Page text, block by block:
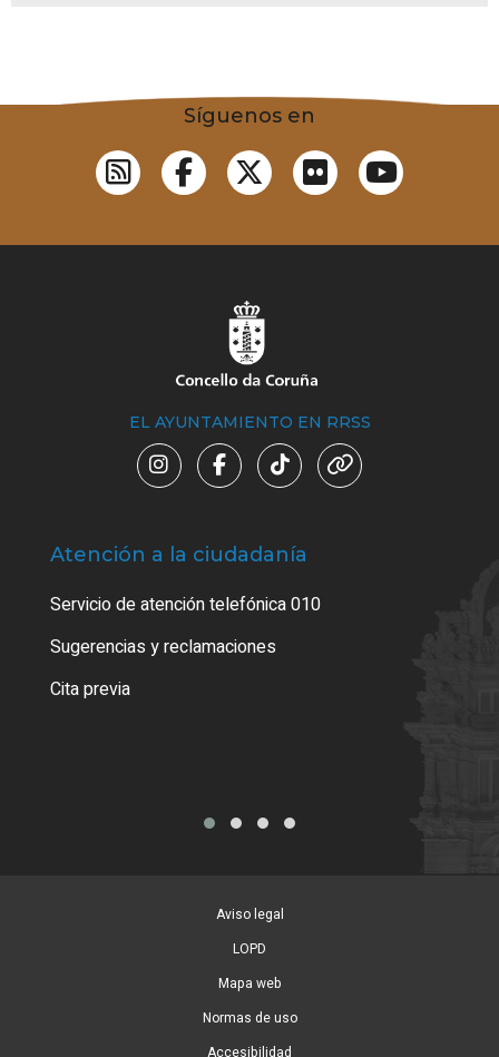
Síguenos en
EL AYUNTAMIENTO EN RRSS
Atención a la ciudadanía
Servicio de atención telefónica 010
Sugerencias y reclamaciones
Cita previa
Aviso legal
LOPD
Mapa web
Normas de uso
Accesibilidad